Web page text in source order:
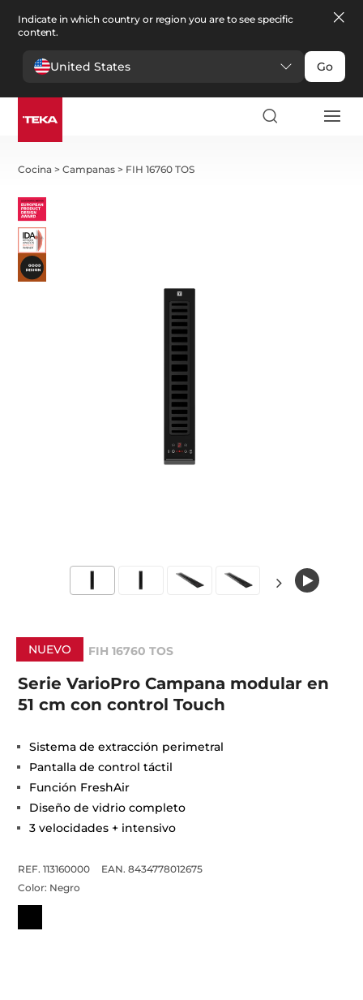
Indicate in which country or region you are to see specific
content.
United States Go
Cocina >Campanas > FIH 16760 TOS
NUEVO FIH 16760 TOS
Serie VarioPro Campana modular en
51 cm con control Touch
Sistema de extracción perimetral
Pantalla de control táctil
Función FreshAir
Diseño de vidrio completo
3 velocidades + intensivo
REF. 113160000
EAN. 8434778012675
Color: Negro